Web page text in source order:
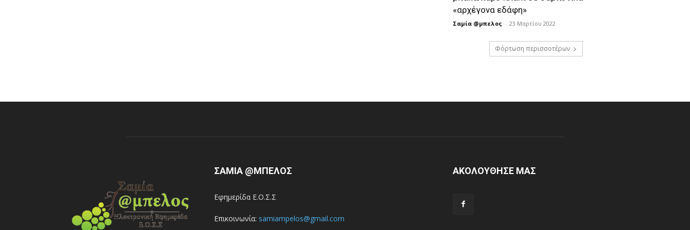
«αρχέγονα εδάφη»
Σαμία @μπελος - 23 Μαρτίου 2022
Φόρτωση περισσοτέρων
ΣΑΜΙΑ @ΜΠΕΛΟΣ
Εφημερίδα Ε.Ο.Σ.Σ
Επικοινωνία: samiampelos@gmail.com
ΑΚΟΛΟΥΘΗΣΕ ΜΑΣ